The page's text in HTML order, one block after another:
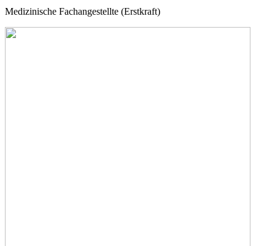
Medizinische Fachangestellte (Erstkraft)